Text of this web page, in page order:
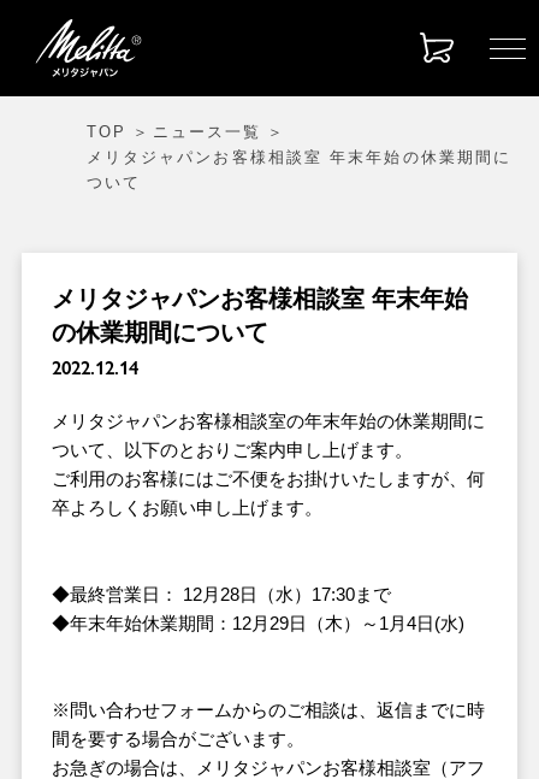
TOP
ニュース一覧
メリタジャパンお客様相談室 年末年始の休業期間に
ついて
メリタジャパンお客様相談室 年末年始
の休業期間について
2022.12.14
メリタジャパンお客様相談室の年末年始の休業期間に
ついて、以下のとおりご案内申し上げます。
ご利用のお客様にはご不便をお掛けいたしますが、何
卒よろしくお願い申し上げます。
◆最終営業日： 12月28日（水）17:30まで
◆年末年始休業期間：12月29日（木）～1月4日(水)
※問い合わせフォームからのご相談は、返信までに時
間を要する場合がございます。
お急ぎの場合は、メリタジャパンお客様相談室（アフ